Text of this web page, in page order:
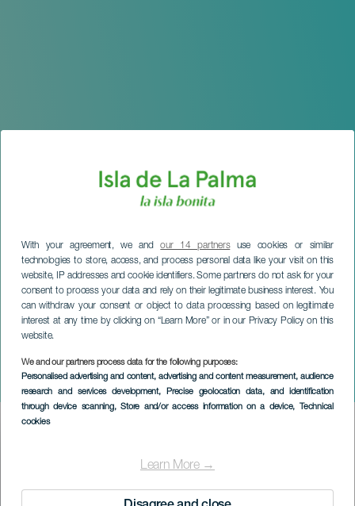
With your agreement, we andour 14 partnersuse cookies or similar
technologies to store, access, and process personal data like your visit on this
website, IP addresses and cookie identifiers. Some partners do not ask for your
consent to process your data and rely on their legitimate business interest. You
can withdraw your consent or object to data processing based on legitimate
interest at any time by clicking on “Learn More” or in our Privacy Policy on this
website.
We and our partners process data for the following purposes:
Personalised advertising and content, advertising and content measurement, audience
research and services development, Precise geolocation data, and identification
through device scanning, Store and/or access information on a device, Technical
cookies
Learn More →
Angaro – Festival
Parallelo. La Palma
Imagen